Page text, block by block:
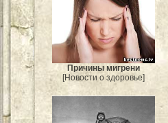
Причины мигрени
[Новости о здоровье]